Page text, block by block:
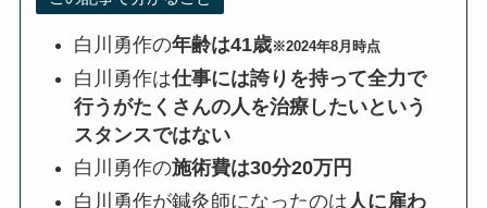
白川勇作の年齢は41歳※2024年8月時点
白川勇作は仕事には誇りを持って全力で
行うがたくさんの人を治療したいという
スタンスではない
白川勇作の施術費は30分20万円
白川勇作が鍼灸師になったのは 人に雇わ